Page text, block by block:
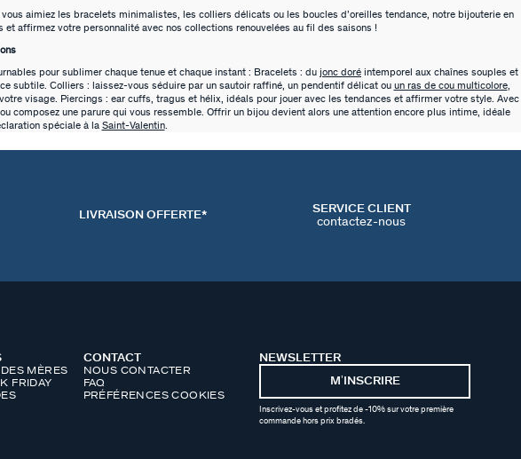
aimiez les bracelets minimalistes, les colliers délicats ou les boucles d’oreilles tendance, notre bijouterie en
affirmez votre personnalité avec nos collections renouvelées au fil des saisons !
pour sublimer chaque tenue et chaque instant : Bracelets : du jonc doré intemporel aux chaînes souples et
subtile. Colliers : laissez-vous séduire par un sautoir raffiné, un pendentif délicat ou un ras de cou multicolore,
visage. Piercings : ear cuffs, tragus et hélix, idéals pour jouer avec les tendances et affirmer votre style. Avec
une parure qui vous ressemble. Offrir un bijou devient alors une attention encore plus intime, idéale
spéciale à la Saint-Valentin.
LIVRAISON OFFERTE*
SERVICE CLIENT
contactez-nous
NEWSLETTER
MʼINSCRIRE
Inscrivez-vous et profitez de -10% sur votre première
commande hors prix bradés.
MÈRES
FRIDAY
CONTACT
NOUS CONTACTER
FAQ
PRÉFÉRENCES COOKIES